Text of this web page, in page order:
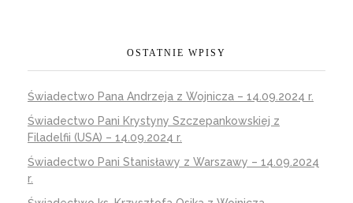
OSTATNIE WPISY
Świadectwo Pana Andrzeja z Wojnicza – 14.09.2024 r.
Świadectwo Pani Krystyny Szczepankowskiej z
Filadelfii (USA) – 14.09.2024 r.
Świadectwo Pani Stanisławy z Warszawy – 14.09.2024
r.